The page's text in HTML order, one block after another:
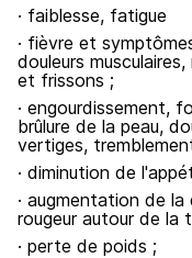
· faiblesse, fatigue
· fièvre et
douleurs
et frissons ;
· engourdissement,
brûlure de la peau,
vertiges,
· diminution de
· augmentation de la
rougeur autour de la
· perte de poids ;